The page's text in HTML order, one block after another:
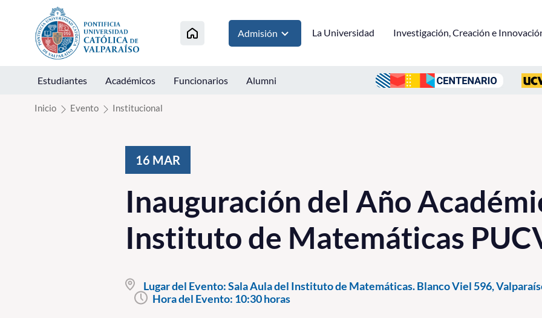
Click acá para ir directamente al contenido
Admisión La Universidad Investigación, Creación e
Estudiantes Académicos Funcionarios Alumni
Inicio Evento Institucional
16 MAR
Inauguración del Año
Instituto de Matemáticas
Lugar del Evento:Sala Aula del Instituto de Matemáticas. Blanco Viel 596,
Hora del Evento: 10:30 horas